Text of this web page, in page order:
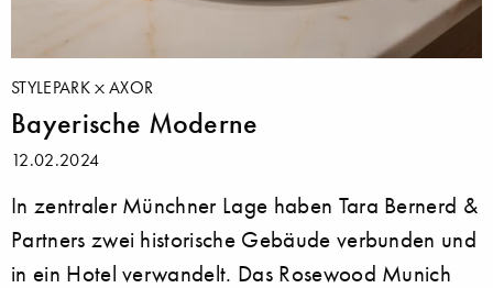
STYLEPARK AXOR
Bayerische Moderne
12.02.2024
In zentraler Münchner Lage haben Tara Bernerd &
Partners zwei historische Gebäude verbunden und
in ein Hotel verwandelt. Das Rosewood Munich